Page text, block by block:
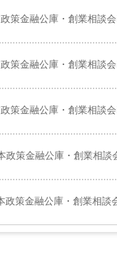
策金融公庫・創業相談
策金融公庫・創業相談
策金融公庫・創業相談
策金融公庫・創業相談
策金融公庫・創業相談